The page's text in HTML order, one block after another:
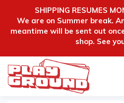
SHIPPING RESUMES
We are on Summer break.
meantime will be sent out
shop. See